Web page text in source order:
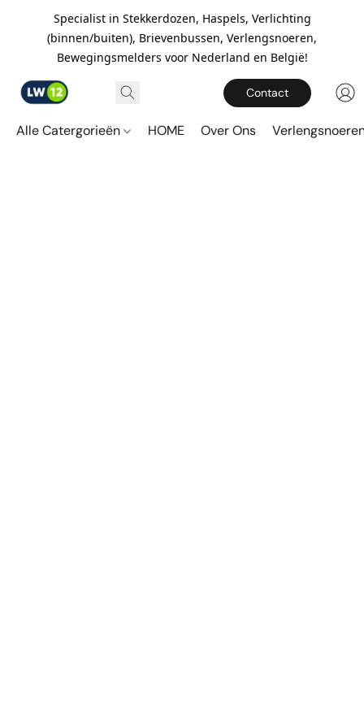
Specialist in Stekkerdozen, Haspels, Verlichting
(binnen/buiten), Brievenbussen, Verlengsnoeren,
Bewegingsmelders voor Nederland en België!
Contact
Alle Catergorieën HOME Over Ons